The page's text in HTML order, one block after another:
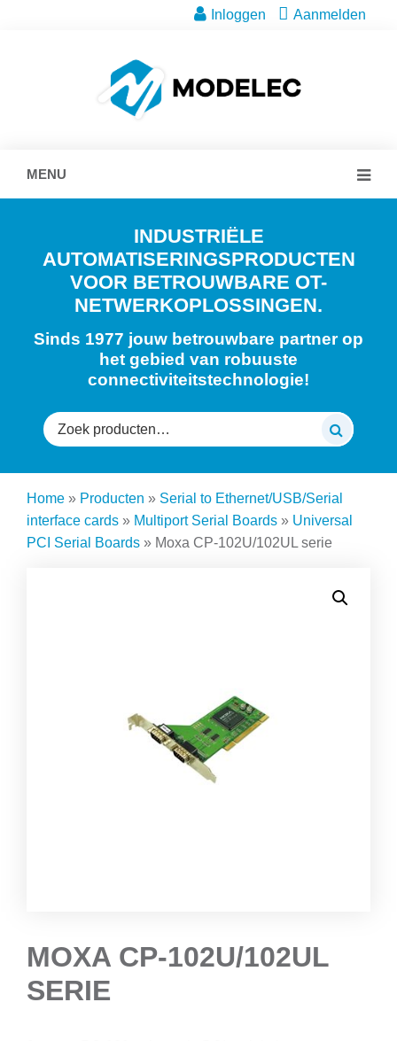
Inloggen Aanmelden
MENU
INDUSTRIËLE
AUTOMATISERINGSPRODUCTEN
VOOR BETROUWBARE OT-
NETWERKOPLOSSINGEN.
Sinds 1977 jouw betrouwbare partner op
het gebied van robuuste
connectiviteitstechnologie!
Zoeken
naar:
Home » Producten » Serial to Ethernet/USB/Serial
interface cards » Multiport Serial Boards » Universal
PCI Serial Boards » Moxa CP-102U/102UL serie
MOXA CP-102U/102UL
SERIE